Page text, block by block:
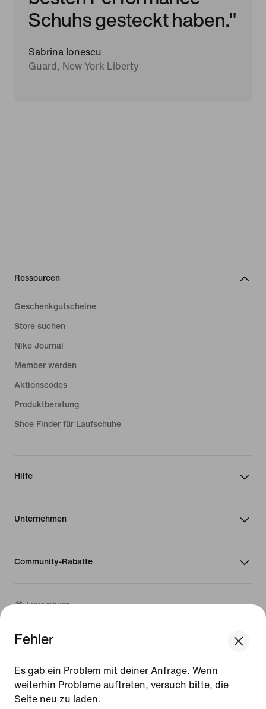
Update your location?
Luxemburg
Fehler
Es gab ein Problem mit deiner Anfrage. Wenn
weiterhin Probleme auftreten, versuch bitte, die
Seite neu zu laden.
Schuhs gesteckt haben."
Sabrina Ionescu
Guard, New York Liberty
Ressourcen
Geschenkgutscheine
Store suchen
Nike Journal
Member werden
Aktionscodes
Produktberatung
Shoe Finder für Laufschuhe
Hilfe
Unternehmen
Community-Rabatte
Luxemburg
© 2026Nike, Inc. Alle Rechte vorbehalten
Nutzungsbedingungen
Verkaufsbedingungen
Impressum